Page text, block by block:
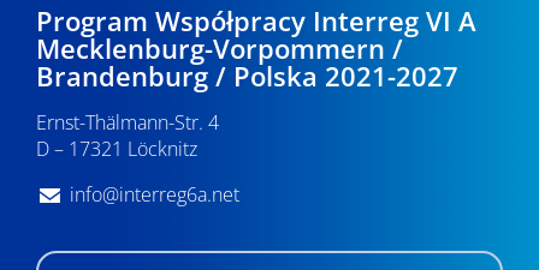
Program Współpracy Interreg VI A
Mecklenburg-Vorpommern /
Brandenburg / Polska 2021-2027
Ernst-Thälmann-Str. 4
D – 17321 Löcknitz
info@interreg6a.net